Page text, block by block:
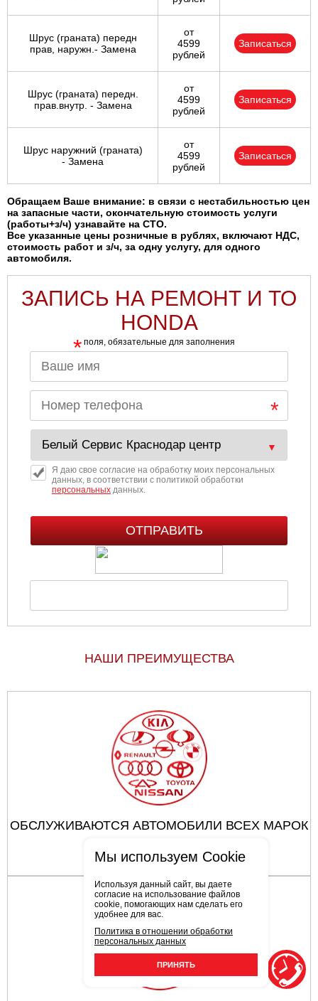
Шрус (граната) передн
прав, наружн.- Замена
от
4599
рублей
Записаться
Шрус (граната) передн.
прав.внутр. - Замена
от
4599
рублей
Записаться
Шрус наружний (граната)
- Замена
от
4599
рублей
Записаться
Обращаем Ваше внимание: в связи с нестабильностью цен
на запасные части, окончательную стоимость услуги
(работы+з/ч) узнавайте на СТО.
Все указанные цены розничные в рублях, включают НДС,
стоимость работ и з/ч, за одну услугу, для одного
автомобиля.
ЗАПИСЬ НА РЕМОНТ И ТО
HONDA
* поля, обязательные для заполнения
Я даю свое согласие на обработку моих персональных
данных, в соответствии с политикой обработки
персональныхданных.
НАШИ ПРЕИМУЩЕСТВА
ОБСЛУЖИВАЮТСЯ АВТОМОБИЛИ ВСЕХ МАРОК
Мы используем Cookie
Используя данный сайт, вы даете
согласие на использование файлов
cookie, помогающих нам сделать его
удобнее для вас.
Политика в отношении обработки
персональных данных
ПРИНЯТЬ